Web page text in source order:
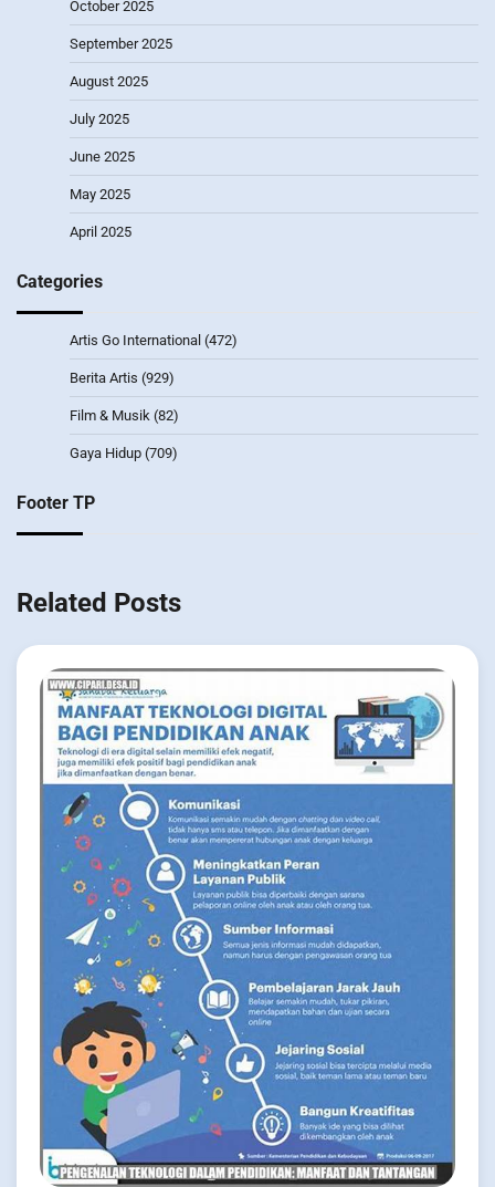
October 2025
September 2025
August 2025
July 2025
June 2025
May 2025
April 2025
Categories
Artis Go International (472)
Berita Artis (929)
Film & Musik (82)
Gaya Hidup (709)
Footer TP
Related Posts